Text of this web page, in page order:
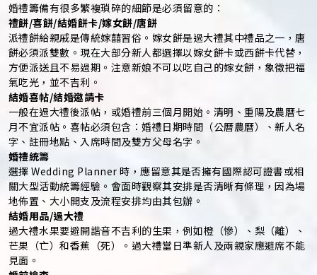
婚禮籌備有很多繁複瑣碎的細節是必須留意的：
禮餅/喜餅/結婚餅卡/嫁女餅/唐餅
派禮餅給親戚是傳統嫁囍習俗。嫁女餅是過大禮其中禮品之一，唐
餅必須派雙數。現在大部分新人都選擇以嫁女餅卡或西餅卡代替，
方便派送且不易過期。注意新娘不可以吃自己的嫁女餅，象徵把福
氣吃光，並不吉利。
結婚喜帖/結婚邀請卡
一般在過大禮後派帖，或婚禮前三個月開始。清明、重陽及農曆七
月不宜派帖。喜帖必須包含：婚禮日期時間（公曆農曆）、新人名
字、註冊地點、入席時間及雙方父母名字。
婚禮統籌
選擇 Wedding Planner 時，應留意其是否擁有國際認可證書或相
關大型活動統籌經驗。會面時觀察其安排是否清晰有條理，因為場
地佈置、大小開支及流程安排均由其包辦。
結婚用品/過大禮
過大禮水果要避開諧音不吉利的生果，例如橙（慘）、梨（離）、
芒果（亡）和香蕉（死）。過大禮當日準新人及兩親家應避席不能
見面。